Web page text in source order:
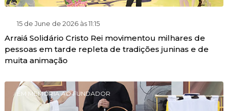
15 de June de 2026 às 11:15
Arraiá Solidário Cristo Rei movimentou milhares de
pessoas em tarde repleta de tradições juninas e de
muita animação
EM MEMÓRIA AO FUNDADOR